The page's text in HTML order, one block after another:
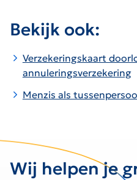
Bekijk ook:
Verzekeringskaart
annuleringsverzekering
Menzis als
Wij helpen je